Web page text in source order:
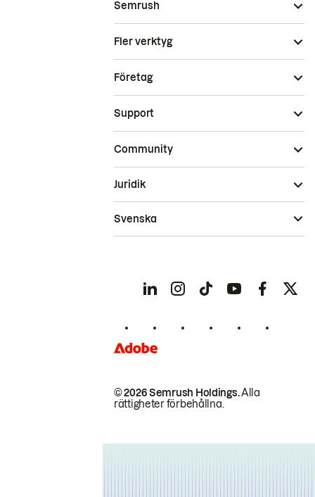
Semrush
Fler verktyg
Företag
Support
Community
© 2026 Semrush Holdings.Alla
rättigheter förbehållna.
Juridik
Svenska